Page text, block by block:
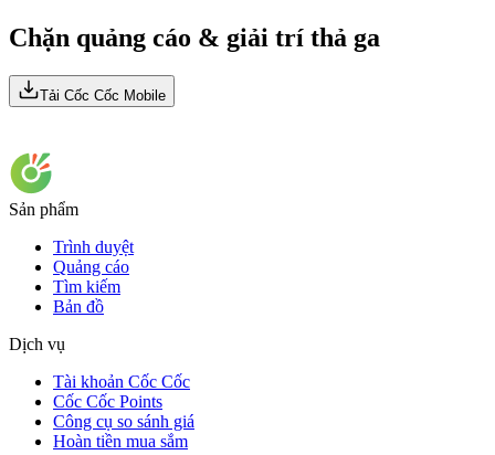
Chặn quảng cáo & giải trí thả ga
Tải Cốc Cốc Mobile
Sản phẩm
Trình duyệt
Quảng cáo
Tìm kiếm
Bản đồ
Dịch vụ
Tài khoản Cốc Cốc
Cốc Cốc Points
Công cụ so sánh giá
Hoàn tiền mua sắm